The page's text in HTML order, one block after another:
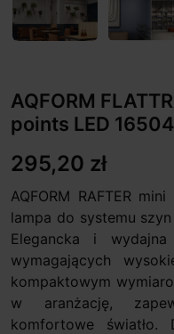
AQFORM
points LED
295,20 zł
AQFORM RAFTER
lampa do systemu
Elegancka i
wymagających
kompaktowym
w aranżację,
komfortowe